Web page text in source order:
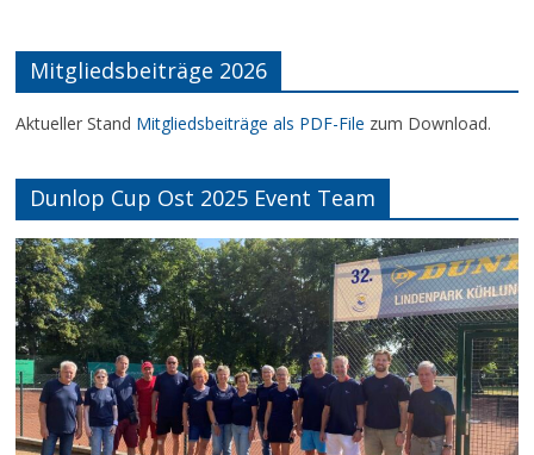
Mitgliedsbeiträge 2026
Aktueller Stand Mitgliedsbeiträge als PDF-File zum Download.
Dunlop Cup Ost 2025 Event Team